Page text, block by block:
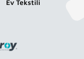
Ev Tekstili